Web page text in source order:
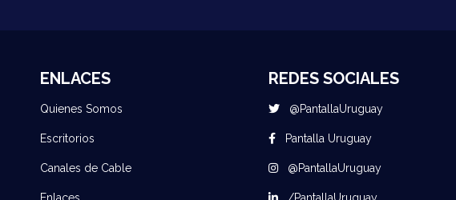
ENLACES
Quienes Somos
Escritorios
Canales de Cable
REDES SOCIALES
@PantallaUruguay
Pantalla Uruguay
@PantallaUruguay